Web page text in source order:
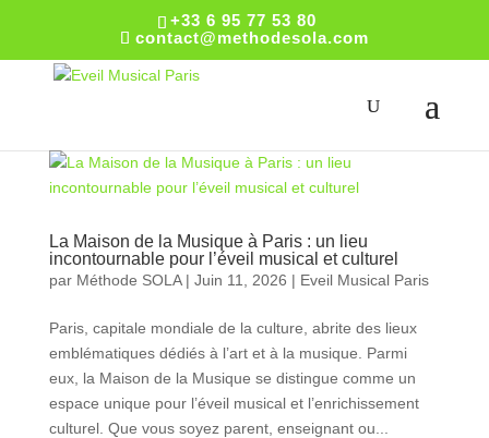
+33 6 95 77 53 80
contact@methodesola.com
La Maison de la Musique à Paris : un lieu
incontournable pour l’éveil musical et culturel
par Méthode SOLA| Juin 11, 2026 | Eveil Musical Paris
Paris, capitale mondiale de la culture, abrite des lieux
emblématiques dédiés à l’art et à la musique. Parmi
eux, la Maison de la Musique se distingue comme un
espace unique pour l’éveil musical et l’enrichissement
culturel. Que vous soyez parent, enseignant ou...